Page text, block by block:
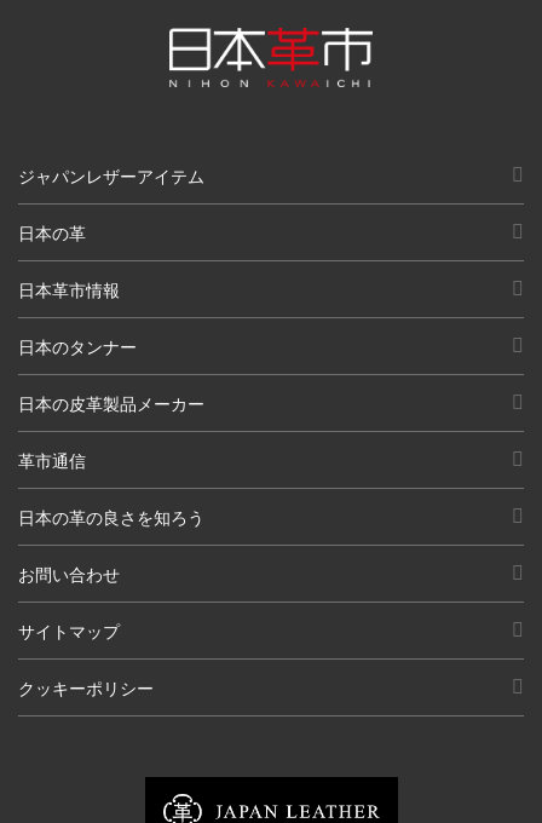
ジャパンレザーアイテム
日本の革
日本革市情報
日本のタンナー
日本の皮革製品メーカー
革市通信
日本の革の良さを知ろう
お問い合わせ
サイトマップ
クッキーポリシー